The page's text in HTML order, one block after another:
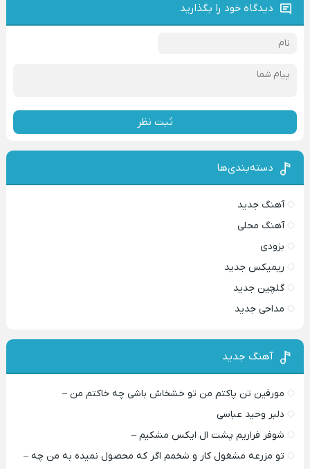
دیدگاه خود را بگذارید
ثبت نظر
دسته‌بندی‌ها
آهنگ جدید
آهنگ محلی
بزودی
ریمیکس جدید
گلچین جدید
مداحی جدید
آهنگ جدید
مورفین تن پاکتم من تو خشخاش باشی چه خاکتم من –
دلبر وحید عباسی
شوفر فراریم پشت ال ایکس مشکیم –
تو مزرعه مشغول کار و شخمم اگر که محصول نمیده به من چه –